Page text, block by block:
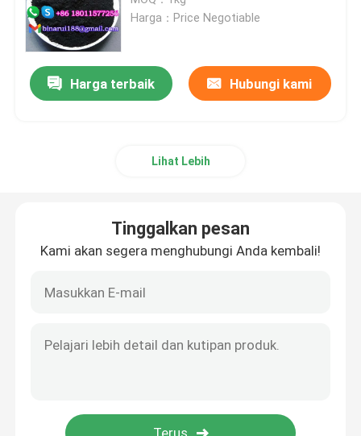
Agrochemical Intermediate
Bahan kimia organik dasar
Aditif Pakan Ternak
Aditif Kosmetik
Botol Laboratorium Kaca
Harga：Price Negotiable
Harga terbaik Hubungi kami
Lihat Lebih
Tinggalkan pesan
Kami akan segera menghubungi Anda kembali!